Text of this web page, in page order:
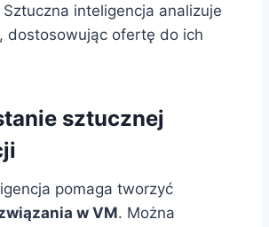
inteligencja analizuje
dostosowując ofertę do ich
sztucznej
pomaga tworzyć
w VM. Można